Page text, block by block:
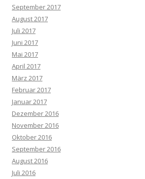
September 2017
August 2017
Juli 2017
Juni 2017
Mai 2017
April 2017
März 2017
Februar 2017
Januar 2017
Dezember 2016
November 2016
Oktober 2016
September 2016
August 2016
Juli 2016